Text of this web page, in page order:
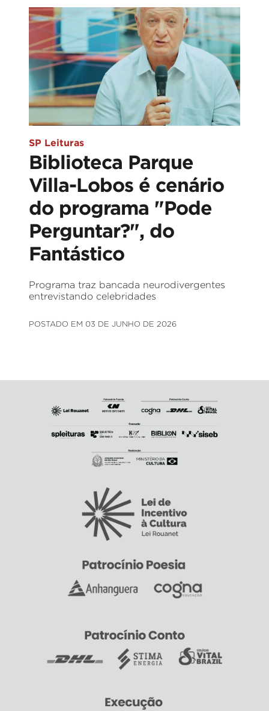
SP Leituras
Biblioteca Parque
Villa-Lobos é cenário
do programa "Pode
Perguntar?", do
Fantástico
Programa traz bancada neurodivergentes
entrevistando celebridades
POSTADO EM 03 DE JUNHO DE 2026